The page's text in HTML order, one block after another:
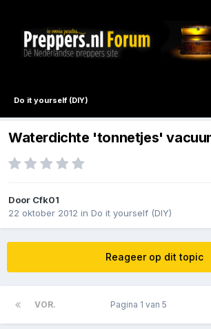
Do it yourself (DIY)
Waterdichte 'tonnetjes'
Door Cfk01
22 oktober 2012 in Do it yourself (DIY)
Reageer op dit topic
VOR. Pagina 1 van 5